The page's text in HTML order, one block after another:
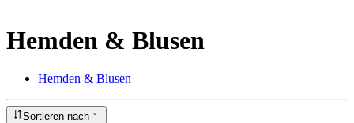
Hemden & Blusen
Hemden & Blusen
Sortieren nach